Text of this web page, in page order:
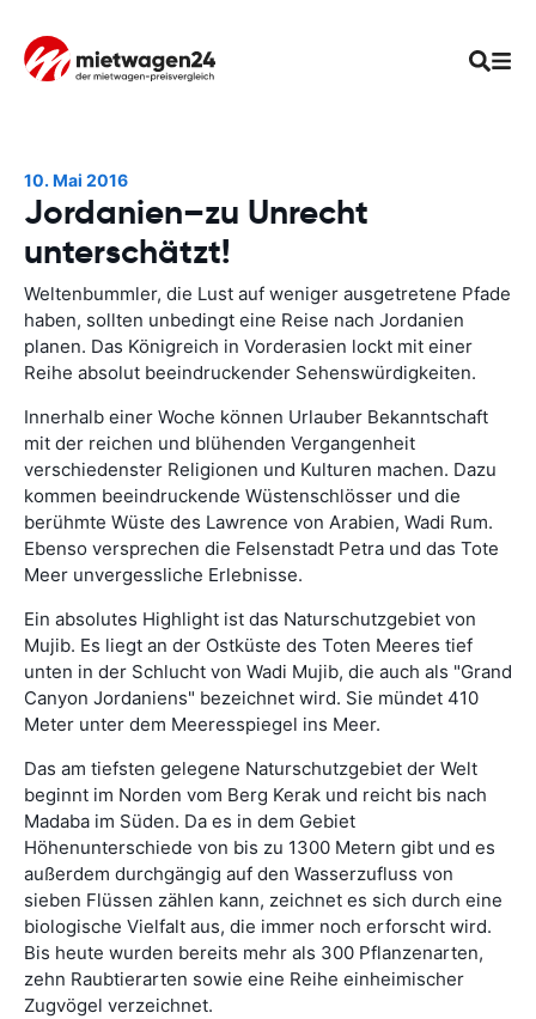
10. Mai 2016
Jordanien–zu Unrecht
unterschätzt!
Weltenbummler, die Lust auf weniger ausgetretene Pfade
haben, sollten unbedingt eine Reise nach Jordanien
planen. Das Königreich in Vorderasien lockt mit einer
Reihe absolut beeindruckender Sehenswürdigkeiten.
Innerhalb einer Woche können Urlauber Bekanntschaft
mit der reichen und blühenden Vergangenheit
verschiedenster Religionen und Kulturen machen. Dazu
kommen beeindruckende Wüstenschlösser und die
berühmte Wüste des Lawrence von Arabien, Wadi Rum.
Ebenso versprechen die Felsenstadt Petra und das Tote
Meer unvergessliche Erlebnisse.
Ein absolutes Highlight ist das Naturschutzgebiet von
Mujib. Es liegt an der Ostküste des Toten Meeres tief
unten in der Schlucht von Wadi Mujib, die auch als "Grand
Canyon Jordaniens" bezeichnet wird. Sie mündet 410
Meter unter dem Meeresspiegel ins Meer.
Das am tiefsten gelegene Naturschutzgebiet der Welt
beginnt im Norden vom Berg Kerak und reicht bis nach
Madaba im Süden. Da es in dem Gebiet
Höhenunterschiede von bis zu 1300 Metern gibt und es
außerdem durchgängig auf den Wasserzufluss von
sieben Flüssen zählen kann, zeichnet es sich durch eine
biologische Vielfalt aus, die immer noch erforscht wird.
Bis heute wurden bereits mehr als 300 Pflanzenarten,
zehn Raubtierarten sowie eine Reihe einheimischer
Zugvögel verzeichnet.